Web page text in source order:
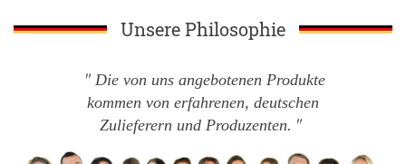
Unsere Philosophie
Die von uns angebotenen Produkte
kommen von erfahrenen, deutschen
Zulieferern und Produzenten.